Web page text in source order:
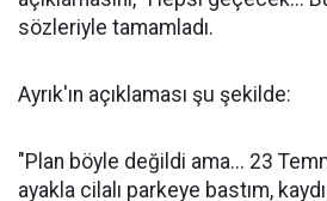
sözleriyle tamamladı.
Ayrık'ın açıklaması şu şekilde:
"Plan böyle değildi ama... 23
ayakla cilalı parkeye bastım,